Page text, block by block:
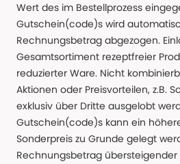
Wert des im Bestellprozess
Gutschein(code)s wird
Rechnungsbetrag abgezogen.
Gesamtsortiment rezeptfreier
reduzierter Ware. Nicht
Aktionen oder Preisvorteilen, z.B.
exklusiv über Dritte ausgelobt
Gutschein(code)s kann ein
Sonderpreis zu Grunde gelegt
Rechnungsbetrag